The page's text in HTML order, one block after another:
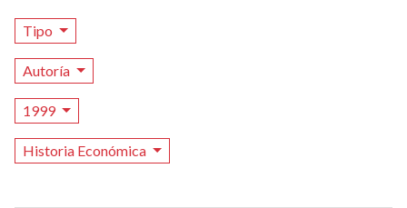
Tipo
Autoría
1999
Historia Económica